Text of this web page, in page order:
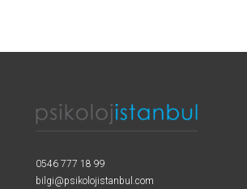
0546 777 18 99
bilgi@psikolojistanbul.com